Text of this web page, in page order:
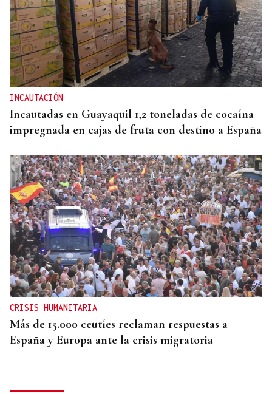
INCAUTACIÓN
Incautadas en Guayaquil 1,2 toneladas de cocaína
impregnada en cajas de fruta con destino a España
CRISIS HUMANITARIA
Más de 15.000 ceutíes reclaman respuestas a
España y Europa ante la crisis migratoria